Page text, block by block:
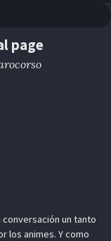
page
un tanto
los animes. Y como